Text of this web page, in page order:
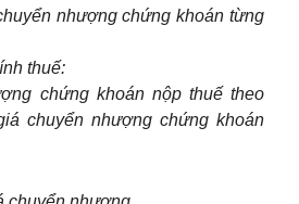
nhượng chứng khoán từng
thuế:
chứng khoán nộp thuế theo
chuyển nhượng chứng khoán